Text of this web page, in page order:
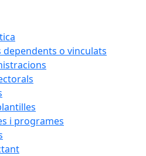
dependents o vinculats
i programes